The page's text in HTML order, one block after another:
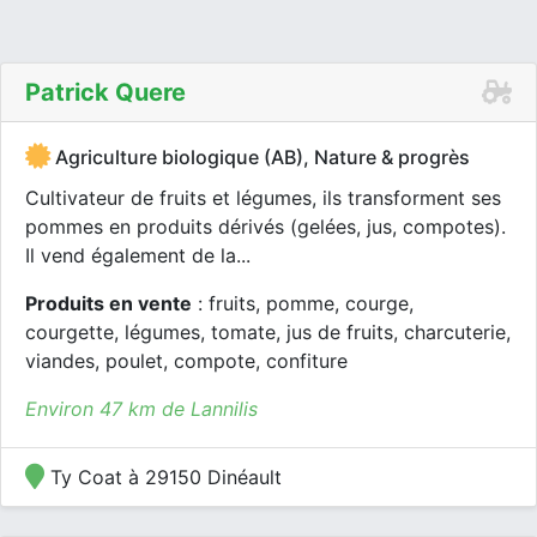
Patrick Quere
Agriculture biologique (AB), Nature & progrès
Cultivateur de fruits et légumes, ils transforment ses
pommes en produits dérivés (gelées, jus, compotes).
Il vend également de la...
Produits en vente : fruits, pomme, courge,
courgette, légumes, tomate, jus de fruits, charcuterie,
viandes, poulet, compote, confiture
Environ 47 km de Lannilis
Ty Coat à 29150 Dinéault